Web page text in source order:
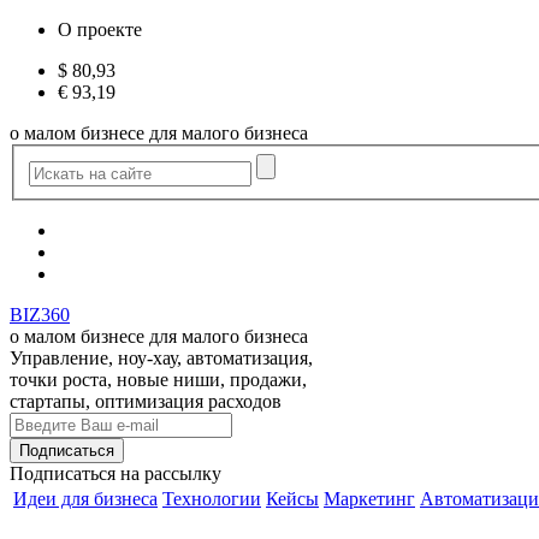
О проекте
$ 80,93
€ 93,19
о малом бизнесе для малого бизнеса
BIZ360
о малом бизнесе для малого бизнеса
Управление, ноу-хау, автоматизация,
точки роста, новые ниши, продажи,
стартапы, оптимизация расходов
Подписаться на рассылку
Идеи для бизнеса Технологии Кейсы Маркетинг